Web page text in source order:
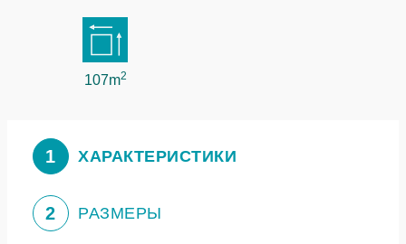
107m2
1 ХАРАКТЕРИСТИКИ
2 РАЗМЕРЫ